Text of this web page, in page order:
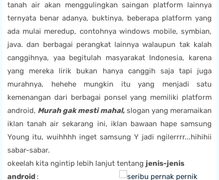
tanah air akan menggulingkan saingan platform lainnya
ternyata benar adanya, buktinya, beberapa platform yang
ada mulai meredup, contohnya windows mobile, symbian,
java. dan berbagai perangkat lainnya walaupun tak kalah
canggihnya, yaa begitulah masyarakat Indonesia, karena
yang mereka lirik bukan hanya canggih saja tapi juga
murahnya, hehehe mungkin itu yang menjadi satu
kemenangan dari berbagai ponsel yang memiliki platform
android, Murah gak mesti mahal,slogan yang meramaikan
iklan tanah air sekarang ini, iklan bawaan hape samsung
Young itu, wuihhhh inget samsung Y jadi ngilerrrr...hihihii
sabar-sabar.
okeelah kita ngintip lebih lanjut tentang jenis-jenis
android :